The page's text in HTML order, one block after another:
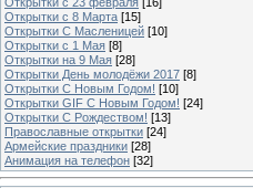
Открытки с 8 Марта [15]
Открытки С Масленицей [10]
Открытки с 1 Мая [8]
Открытки на 9 Мая [28]
Открытки День молодёжи 2017 [8]
Открытки С Новым Годом! [10]
Открытки GIF С Новым Годом! [24]
Открытки С Рождеством! [13]
Православные открытки [24]
Армейские праздники [28]
Анимация на телефон [32]